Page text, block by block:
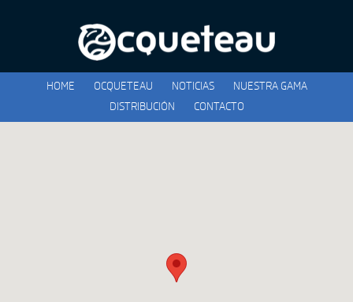
HOME OCQUETEAU NOTICIAS
NUESTRA GAMA
DISTRIBUCIÓN
CONTACTO